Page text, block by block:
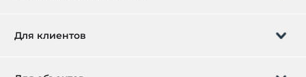
Для клиентов
Подарочная карта